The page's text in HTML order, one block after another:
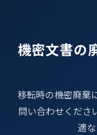
機密文書の
移転時の機密廃棄
問い合わせくださ
適